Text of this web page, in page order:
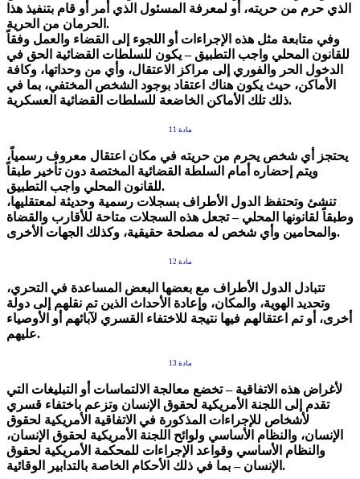
الذي حرم من حريته، أو لمعرفة المسئول الذي أمر أو قام بتنفيذ هذا
الحرمان من الحرية.
وفي متابعة مثل هذه الإجراءات أو اللجوء إلى القضاء والعمل وفقاً
للقانون المحلي واجب التطبيق – يكون للسلطات القضائية الحق في
الدخول الحر والفوري إلى مراكز الاعتقال، وأي من وحداتها، وكافة
الأماكن، حيث يكون هناك اعتقاد بوجود الشخص المختفي، بما في
ذلك تلك الأماكن الخاضعة للسلطات القضائية العسكرية.
مادة 11
يحتجز أي شخص يحرم من حريته في مكان اعتقال معروف رسمياً،
ويتم إحضاره أمام السلطة القضائية المختصة دون تأخير طبقاً
للقانون المحلي واجب التطبيق.
تنشئ وتحتفظ الدول الأطراف بسجلات رسمية وحديثة لمعتقليها،
وطبقاً لقانونها المحلي – تجعل هذه السجلات متاحة للأقارب والقضاة
والمحامين وأي شخص له مصلحة حقيقية، وكذلك الجهات الأخرى.
مادة 12
تتبادل الدول الأطراف مع بعضها البعض المساعدة في التحري،
وتحديد الهوية، والمكان، وإعادة الأحداث الذين تم نقلهم إلى دولة
أخرى، أو تم اعتقالهم فيها نتيجة للاختفاء القسري لآبائهم أو الأوصياء
عليهم.
مادة 13
لأغراض هذه الاتفاقية – تخضع معالجة الالتماسات أو التبليغات التي
تقدم إلى اللجنة الأمريكية لحقوق الإنسان وتزعم باختفاء قسري
لأشخاص للإجراءات المذكورة في الاتفاقية الأمريكية لحقوق
الإنسان، والنظام الأساسي ولوائح اللجنة الأمريكية لحقوق الإنسان،
والنظام الأساسي وقواعد الإجراءات للمحكمة الأمريكية لحقوق
الإنسان – بما في ذلك الأحكام الخاصة بالتدابير الوقائية.